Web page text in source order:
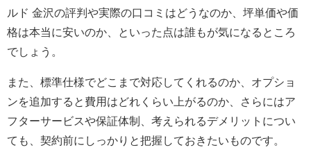
ルド 金沢の評判や実際の口コミはどうなのか、坪単価や価
格は本当に安いのか、といった点は誰もが気になるところ
でしょう。
また、標準仕様でどこまで対応してくれるのか、オプショ
ンを追加すると費用はどれくらい上がるのか、さらにはア
フターサービスや保証体制、考えられるデメリットについ
ても、契約前にしっかりと把握しておきたいものです。